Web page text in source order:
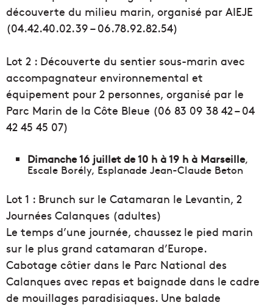
découverte du milieu marin, organisé par AIEJE
(04.42.40.02.39 – 06.78.92.82.54)
Lot 2 : Découverte du sentier sous-marin avec
accompagnateur environnemental et
équipement pour 2 personnes, organisé par le
Parc Marin de la Côte Bleue (06 83 09 38 42 – 04
42 45 45 07)
Dimanche 16 juillet de 10 h à 19 h à Marseille,
Escale Borély, Esplanade Jean-Claude Beton
Lot 1 : Brunch sur le Catamaran le Levantin, 2
Journées Calanques (adultes)
Le temps d’une journée, chaussez le pied marin
sur le plus grand catamaran d’Europe.
Cabotage côtier dans le Parc National des
Calanques avec repas et baignade dans le cadre
de mouillages paradisiaques. Une balade